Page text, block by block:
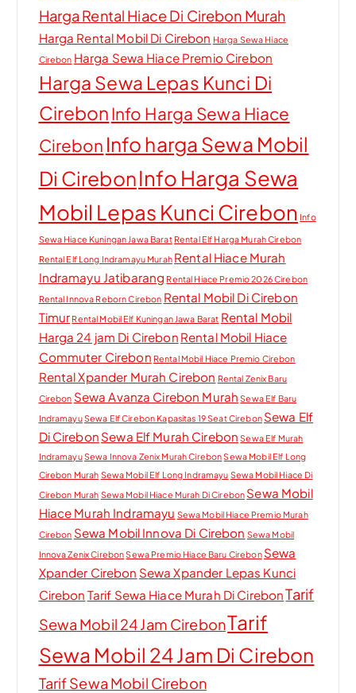
Harga Rental Hiace Di Cirebon Murah
Harga Rental Mobil Di Cirebon Harga Sewa Hiace
Cirebon Harga Sewa Hiace Premio Cirebon
Harga Sewa Lepas Kunci Di
CirebonInfo Harga Sewa Hiace
Cirebon Info harga Sewa Mobil
Di CirebonInfo Harga Sewa
Mobil Lepas Kunci Cirebon Info
Sewa Hiace Kuningan Jawa Barat Rental Elf Harga Murah Cirebon
Rental Elf Long Indramayu Murah Rental Hiace Murah
Indramayu Jatibarang Rental Hiace Premio 2026 Cirebon
Rental Innova Reborn Cirebon Rental Mobil Di Cirebon
Timur Rental Mobil Elf Kuningan Jawa Barat Rental Mobil
Harga 24 jam Di Cirebon Rental Mobil Hiace
Commuter Cirebon Rental Mobil Hiace Premio Cirebon
Rental Xpander Murah Cirebon Rental Zenix Baru
Cirebon Sewa Avanza Cirebon Murah Sewa Elf Baru
Indramayu Sewa Elf Cirebon Kapasitas 19 Seat Cirebon Sewa Elf
Di Cirebon Sewa Elf Murah Cirebon Sewa Elf Murah
Indramayu Sewa Innova Zenix Murah Cirebon Sewa Mobil Elf Long
Cirebon Murah Sewa Mobil Elf Long Indramayu Sewa Mobil Hiace Di
Cirebon Murah Sewa Mobil Hiace Murah Di Cirebon Sewa Mobil
Hiace Murah Indramayu Sewa Mobil Hiace Premio Murah
Cirebon Sewa Mobil Innova Di Cirebon Sewa Mobil
Innova Zenix Cirebon Sewa Premio Hiace Baru Cirebon Sewa
Xpander Cirebon Sewa Xpander Lepas Kunci
Cirebon Tarif Sewa Hiace Murah Di CirebonTarif
Sewa Mobil 24 Jam CirebonTarif
Sewa Mobil 24 Jam Di Cirebon
Tarif Sewa Mobil Cirebon